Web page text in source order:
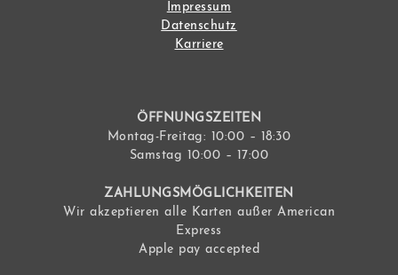
Impressum
Datenschutz
Karriere
ÖFFNUNGSZEITEN
Montag-Freitag: 10:00 – 18:30
Samstag 10:00 – 17:00
ZAHLUNGSMÖGLICHKEITEN
Wir akzeptieren alle Karten außer American
Express
Apple pay accepted